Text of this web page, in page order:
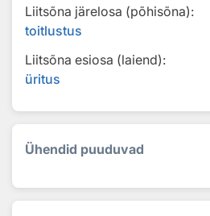
Liitsõna järelosa (põhisõna):
toitlustus
Liitsõna esiosa (laiend):
üritus
Ühendid puuduvad